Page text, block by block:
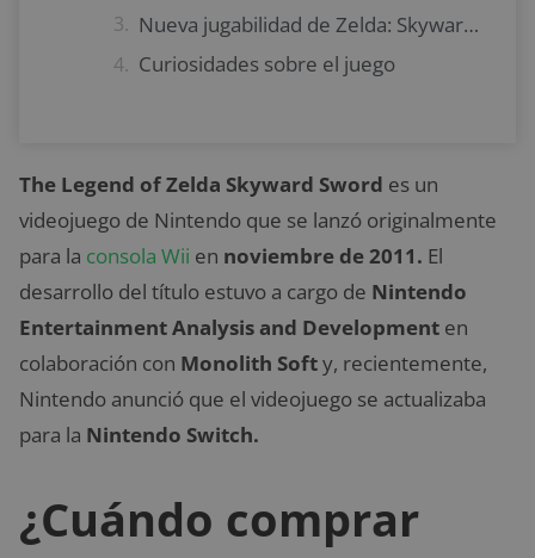
Nueva jugabilidad de Zelda: Skyward Sword para Switch
Curiosidades sobre el juego
The Legend of Zelda Skyward Sword es un
videojuego de Nintendo que se lanzó originalmente
para la consola Wii en noviembre de 2011. El
desarrollo del título estuvo a cargo de Nintendo
Entertainment Analysis and Development en
colaboración con Monolith Softy, recientemente,
Nintendo anunció que el videojuego se actualizaba
para la Nintendo Switch.
¿Cuándo comprar